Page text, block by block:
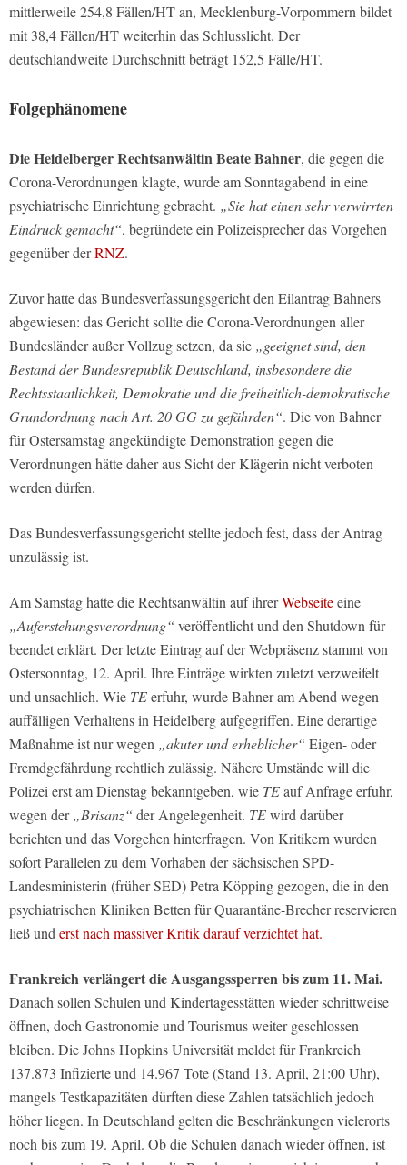
mittlerweile 254,8 Fällen/HT an, Mecklenburg-Vorpommern bildet
mit 38,4 Fällen/HT weiterhin das Schlusslicht. Der
deutschlandweite Durchschnitt beträgt 152,5 Fälle/HT.
Folgephänomene
Die Heidelberger Rechtsanwältin Beate Bahner, die gegen die
Corona-Verordnungen klagte, wurde am Sonntagabend in eine
psychiatrische Einrichtung gebracht. „Sie hat einen sehr verwirrten
Eindruck gemacht“, begründete ein Polizeisprecher das Vorgehen
gegenüber derRNZ.
Zuvor hatte das Bundesverfassungsgericht den Eilantrag Bahners
abgewiesen: das Gericht sollte die Corona-Verordnungen aller
Bundesländer außer Vollzug setzen, da sie „geeignet sind, den
Bestand der Bundesrepublik Deutschland, insbesondere die
Rechtsstaatlichkeit, Demokratie und die freiheitlich-demokratische
Grundordnung nach Art. 20 GG zu gefährden“. Die von Bahner
für Ostersamstag angekündigte Demonstration gegen die
Verordnungen hätte daher aus Sicht der Klägerin nicht verboten
werden dürfen.
Das Bundesverfassungsgericht stellte jedoch fest, dass der Antrag
unzulässig ist.
Am Samstag hatte die Rechtsanwältin auf ihrerWebseiteeine
„Auferstehungsverordnung“ veröffentlicht und den Shutdown für
beendet erklärt. Der letzte Eintrag auf der Webpräsenz stammt von
Ostersonntag, 12. April. Ihre Einträge wirkten zuletzt verzweifelt
und unsachlich. Wie TEerfuhr, wurde Bahner am Abend wegen
auffälligen Verhaltens in Heidelberg aufgegriffen. Eine derartige
Maßnahme ist nur wegen „akuter und erheblicher“ Eigen- oder
Fremdgefährdung rechtlich zulässig. Nähere Umstände will die
Polizei erst am Dienstag bekanntgeben, wie TEauf Anfrage erfuhr,
wegen der„Brisanz“ der Angelegenheit. TEwird darüber
berichten und das Vorgehen hinterfragen. Von Kritikern wurden
sofort Parallelen zu dem Vorhaben der sächsischen SPD-
Landesministerin (früher SED) Petra Köpping gezogen, die in den
psychiatrischen Kliniken Betten für Quarantäne-Brecher reservieren
ließ und erst nach massiver Kritik darauf verzichtet hat.
Frankreich verlängert die Ausgangssperren bis zum 11. Mai.
Danach sollen Schulen und Kindertagesstätten wieder schrittweise
öffnen, doch Gastronomie und Tourismus weiter geschlossen
bleiben. Die Johns Hopkins Universität meldet für Frankreich
137.873 Infizierte und 14.967 Tote (Stand 13. April, 21:00 Uhr),
mangels Testkapazitäten dürften diese Zahlen tatsächlich jedoch
höher liegen. In Deutschland gelten die Beschränkungen vielerorts
noch bis zum 19. April. Ob die Schulen danach wieder öffnen, ist